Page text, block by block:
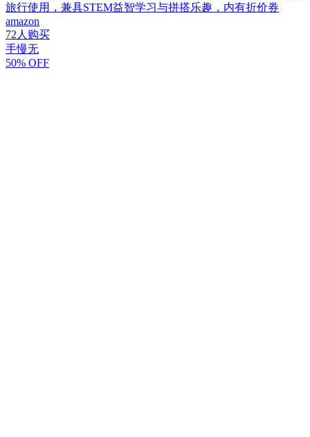
旅行使用，兼具STEM益智学习与拼搭乐趣，内有折价券
amazon
72人购买
手慢无
50% OFF